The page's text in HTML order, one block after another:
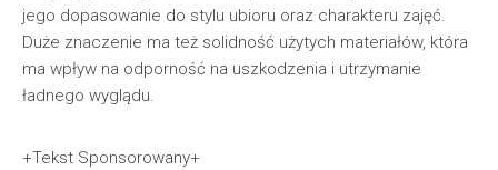
jego dopasowanie do stylu ubioru oraz charakteru zajęć.
Duże znaczenie ma też solidność użytych materiałów, która
ma wpływ na odporność na uszkodzenia i utrzymanie
ładnego wyglądu.
+Tekst Sponsorowany+